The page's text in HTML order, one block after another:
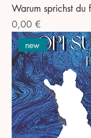
Warum sprichst du
Preis
0,00 €
new